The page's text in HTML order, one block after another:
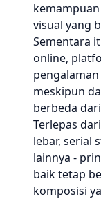
visual yang
Sementara
online,
meskipun
berbeda
Terlepas
lebar, serial
lainnya -
baik tetap
komposisi